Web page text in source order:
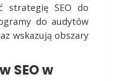
strategię SEO do
do audytów
wskazują obszary
SEO w